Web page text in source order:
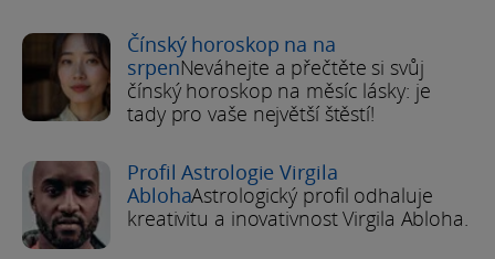
Čínský horoskop na na
srpenNeváhejte a přečtěte si svůj
čínský horoskop na měsíc lásky: je
tady pro vaše největší štěstí!
Profil Astrologie Virgila
AblohaAstrologický profil odhaluje
kreativitu a inovativnost Virgila Abloha.